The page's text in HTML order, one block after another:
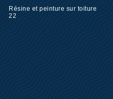
Résine et peinture sur toiture
22